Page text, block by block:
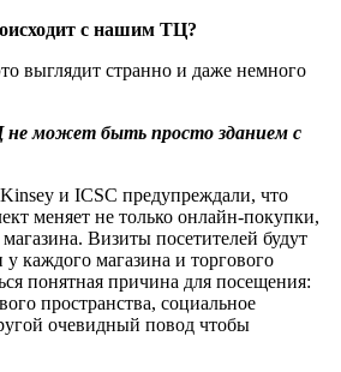
с нашим ТЦ?
выглядит странно и даже немного
может быть просто зданием с
и ICSC предупреждали, что
меняет не только онлайн-покупки,
Визиты посетителей будут
у каждого магазина и торгового
понятная причина для посещения:
пространства, социальное
очевидный повод чтобы